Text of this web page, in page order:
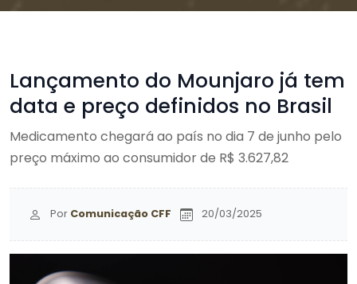
Lançamento do Mounjaro já tem
data e preço definidos no Brasil
Medicamento chegará ao país no dia 7 de junho pelo
preço máximo ao consumidor de R$ 3.627,82
Por Comunicação CFF 20/03/2025